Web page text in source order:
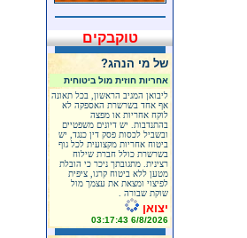
טוקבקים
של מי הנהג?
אחריות חוזית מול ביטוחית
ליבואן המגיב הראשון, בכל תאונה
אף אחד בשרשרת האספקה לא
לוקח אחריות או מפצה
בהתנדבות. יש דיונים משפטיים
ובשביל לכסות פסק דין כנגד, יש
ביטוח אחריות מקצועית לכל גוף
בשרשרת כולל חברת שילוח
רצינית. מתגובתך ניכר כי הובלת
מטען ללא ביטוח קרגו, ציפית
לפיצוי ומצאת את עצמך מול
שוקת שבורה .
יצואן
6/8/2026 03:17:43